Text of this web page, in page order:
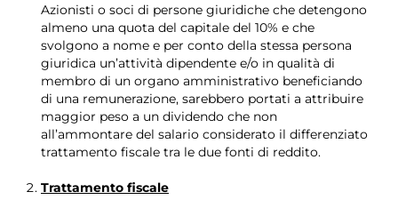
Azionisti o soci di persone giuridiche che detengono
almeno una quota del capitale del 10% e che
svolgono a nome e per conto della stessa persona
giuridica un’attività dipendente e/o in qualità di
membro di un organo amministrativo beneficiando
di una remunerazione, sarebbero portati a attribuire
maggior peso a un dividendo che non
all’ammontare del salario considerato il differenziato
trattamento fiscale tra le due fonti di reddito.
Trattamento fiscale